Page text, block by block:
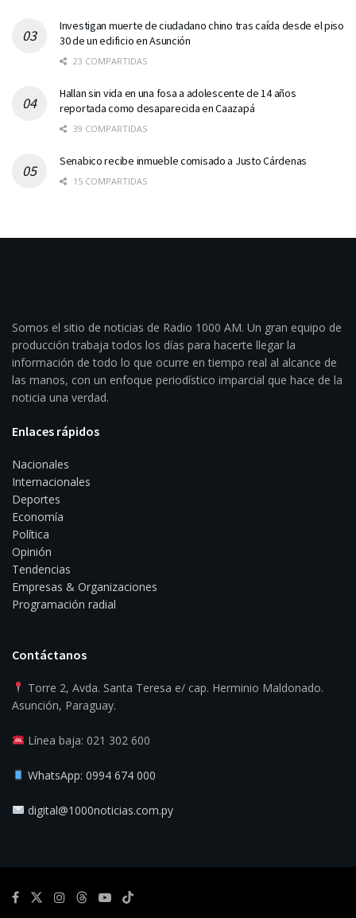
Investigan muerte de ciudadano chino tras caída desde el piso
30 de un edificio en Asunción
23 COMPARTIDAS
Hallan sin vida en una fosa a adolescente de 14 años
reportada como desaparecida en Caazapá
39 COMPARTIDAS
Senabico recibe inmueble comisado a Justo Cárdenas
15 COMPARTIDAS
Somos el sitio de noticias de Radio 1000 AM. Un gran equipo de
producción trabaja todos los días para hacerte llegar la
información de todo lo que ocurre en tiempo real al alcance de
las manos, con un enfoque periodístico imparcial que hace de la
noticia una verdad.
Enlaces rápidos
Nacionales
Internacionales
Deportes
Economía
Política
Opinión
Tendencias
Empresas & Organizaciones
Programación radial
Contáctanos
Torre 2, Avda. Santa Teresa e/ cap. Herminio Maldonado.
Asunción, Paraguay.
Línea baja: 021 302 600
WhatsApp: 0994 674 000
digital@1000noticias.com.py